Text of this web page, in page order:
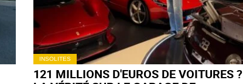
INSOLITES
121 MILLIONS D'EUROS DE VOITURES ?